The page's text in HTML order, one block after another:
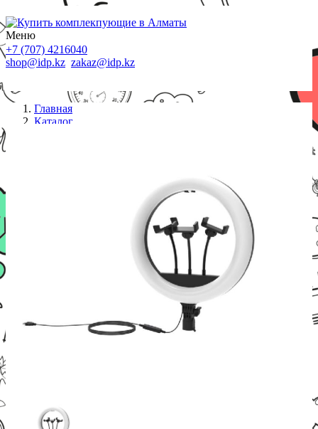
Меню
+7 (707) 4216040
shop@idp.kz zakaz@idp.kz
Главная
Каталог